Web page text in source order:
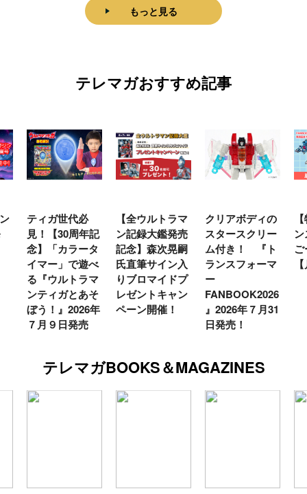
もっと見る
テレマガおすすめ記事
ティガ世代必
見！【30周年記
念】「カラータ
イマー」で遊べ
る『ウルトラマ
ンティガとあそ
ぼう！』2026年
７月９日発売
【全ウルトラマ
ン記録大鑑発売
記念】森次晃嗣
氏直筆サイン入
りブロマイドプ
レゼントキャン
ペーン開催！
クリアボディの
スタースクリー
ム付き！ 『ト
ランスフォーマ
ー
FANBOOK2026
』2026年７月31
日発売！
テレマガBOOKS＆MAGAZINES